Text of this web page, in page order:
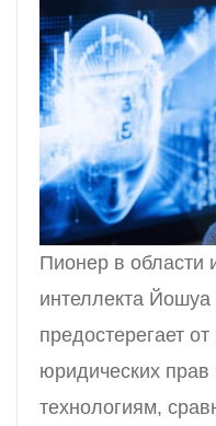
Пионер в области
интеллекта
предостерегает
юридических
технологиям,